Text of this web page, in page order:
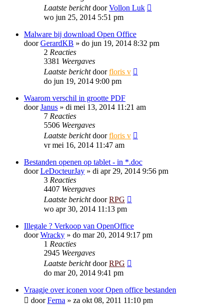
Laatste berichtdoorVollon Luk
wo jun 25, 2014 5:51 pm
Malware bij download Open Office
doorGerardKB » do jun 19, 2014 8:32 pm
2 Reacties
3381 Weergaves
Laatste berichtdoorfloris v
do jun 19, 2014 9:00 pm
Waarom verschil in grootte PDF
doorJanus » di mei 13, 2014 11:21 am
7 Reacties
5506 Weergaves
Laatste berichtdoorfloris v
vr mei 16, 2014 11:47 am
Bestanden openen op tablet - in *.doc
doorLeDocteurJay » di apr 29, 2014 9:56 pm
3 Reacties
4407 Weergaves
Laatste berichtdoorRPG
wo apr 30, 2014 11:13 pm
Illegale ? Verkoop van OpenOffice
doorWracky » do mar 20, 2014 9:17 pm
1 Reacties
2945 Weergaves
Laatste berichtdoorRPG
do mar 20, 2014 9:41 pm
Vraagje over iconen voor Open office bestanden
doorFerna » za okt 08, 2011 11:10 pm